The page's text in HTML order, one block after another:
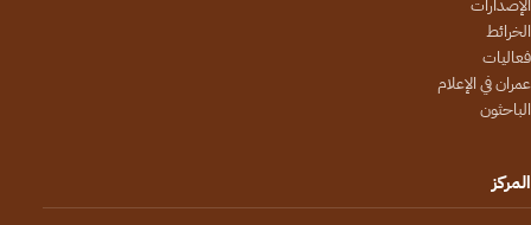
الإصدارات
الخرائط
فعاليات
عمران في الإعلام
الباحثون
المركز